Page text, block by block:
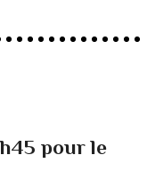
pour le